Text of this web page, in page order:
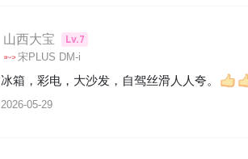
山西大宝 Lv.7
宋PLUS DM-i
冰箱，彩电，大沙发，自驾丝滑人人夸。
2026-05-29